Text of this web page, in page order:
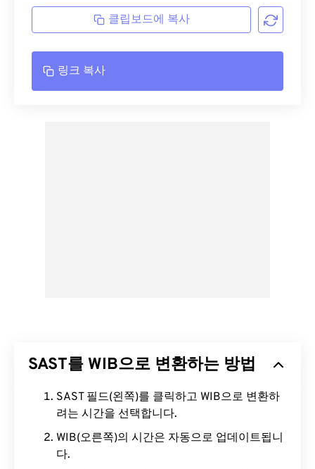
클립보드에 복사
링크 복사
SAST를 WIB으로 변환하는 방법
SAST 필드(왼쪽)를 클릭하고 WIB으로 변환하
려는 시간을 선택합니다.
WIB(오른쪽)의 시간은 자동으로 업데이트됩니
다.